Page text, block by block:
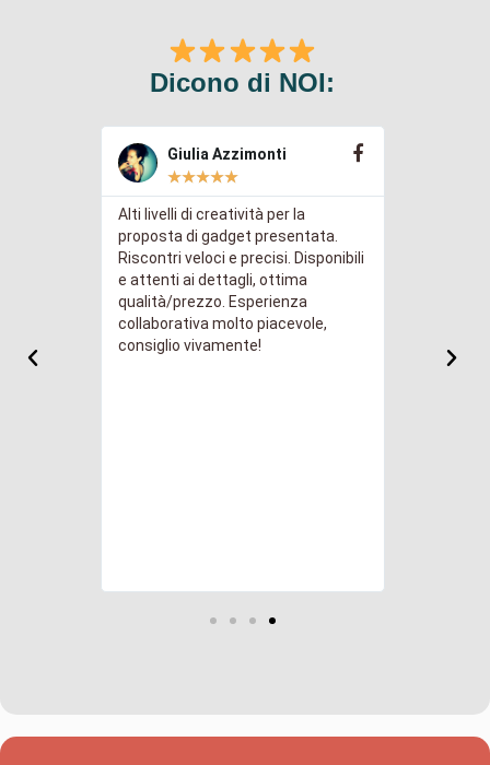
Dicono di NOI:
Giulia Azzimonti
★★★★★
Alti livelli di creatività per la
proposta di gadget presentata.
Riscontri veloci e precisi. Disponibili
e attenti ai dettagli, ottima
qualità/prezzo. Esperienza
collaborativa molto piacevole,
consiglio vivamente!